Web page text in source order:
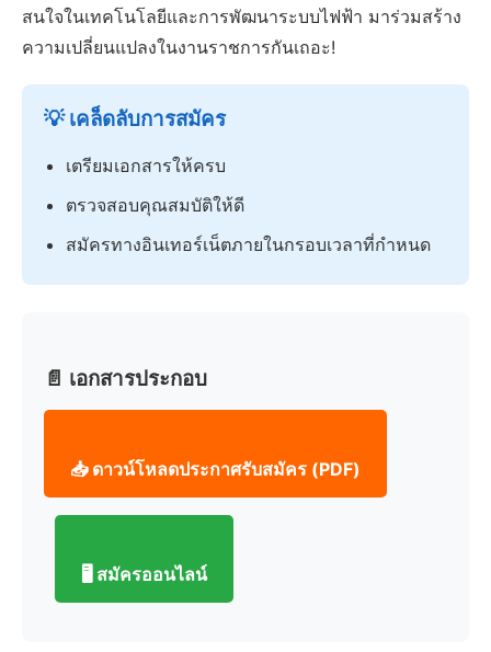
สนใจในเทคโนโลยีและการพัฒนาระบบไฟฟ้า มาร่วมสร้าง
ความเปลี่ยนแปลงในงานราชการกันเถอะ!
💡 เคล็ดลับการสมัคร
เตรียมเอกสารให้ครบ
ตรวจสอบคุณสมบัติให้ดี
สมัครทางอินเทอร์เน็ตภายในกรอบเวลาที่กำหนด
📄 เอกสารประกอบ
📥 ดาวน์โหลดประกาศรับสมัคร (PDF)
🖥️ สมัครออนไลน์